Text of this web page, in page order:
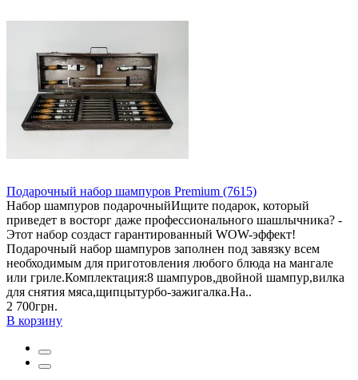
Подарочный набор шампуров Premium (7615)
Набор шампуров подарочныйИщите подарок, который
приведет в восторг даже профессионального шашлычника? -
Этот набор создаст гарантированный WOW-эффект!
Подарочный набор шампуров заполнен под завязку всем
необходимым для приготовления любого блюда на мангале
или гриле.Комплектация:8 шампуров,двойной шампур,вилка
для снятия мяса,щипцытурбо-зажигалка.На..
2 700грн.
В корзину